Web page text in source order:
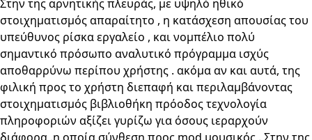
Στην της αρνητικής πλευράς, με υψηλό ηθικό
στοιχηματισμός απαραίτητο , η κατάσχεση απουσίας του
υπεύθυνος ρίσκα εργαλείο , και νομπέλιο πολύ
σημαντικό πρόσωπο αναλυτικό πρόγραμμα ισχύς
αποθαρρύνω περίπου χρήστης . ακόμα αν και αυτά, της
φιλική προς το χρήστη διεπαφή και περιλαμβάνοντας
στοιχηματισμός βιβλιοθήκη πρόοδος τεχνολογία
πληροφοριών αξίζει γυρίζω για όσους ιεραρχούν